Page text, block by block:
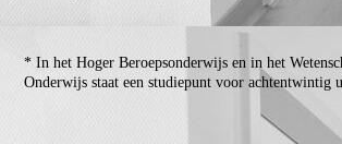
* In het Hoger Beroepsonderwijs en in het
Onderwijs staat een studiepunt voor achtentwintig